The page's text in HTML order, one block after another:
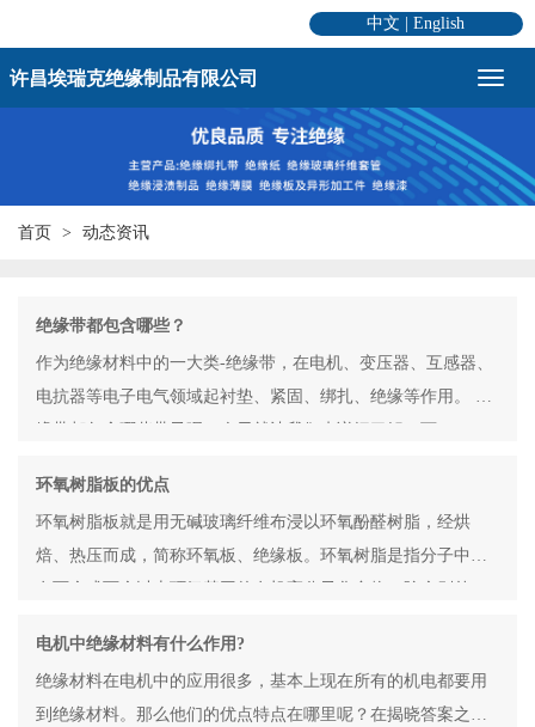
中文 |English
许昌埃瑞克绝缘制品有限公司
首页 动态资讯
绝缘带都包含哪些？
作为绝缘材料中的一大类-绝缘带，在电机、变压器、互感器、
电抗器等电子电气领域起衬垫、紧固、绑扎、绝缘等作用。 绝
缘带都包含哪些带子呢？今天就让我们来详细了解一下
环氧树脂板的优点
环氧树脂板就是用无碱玻璃纤维布浸以环氧酚醛树脂，经烘
焙、热压而成，简称环氧板、绝缘板。环氧树脂是指分子中含
有两个或两个以上环氧基团的有机高分子化合物，除个别外，
电机中绝缘材料有什么作用?
绝缘材料在电机中的应用很多，基本上现在所有的机电都要用
到绝缘材料。那么他们的优点特点在哪里呢？在揭晓答案之